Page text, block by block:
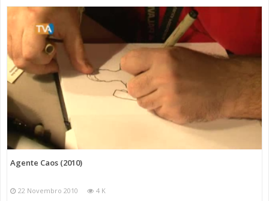
Agente Caos (2010)
22 Novembro 2010 4 K